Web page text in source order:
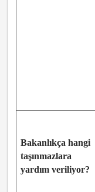
Bakanlıkça hangi
taşınmazlara
yardım veriliyor?